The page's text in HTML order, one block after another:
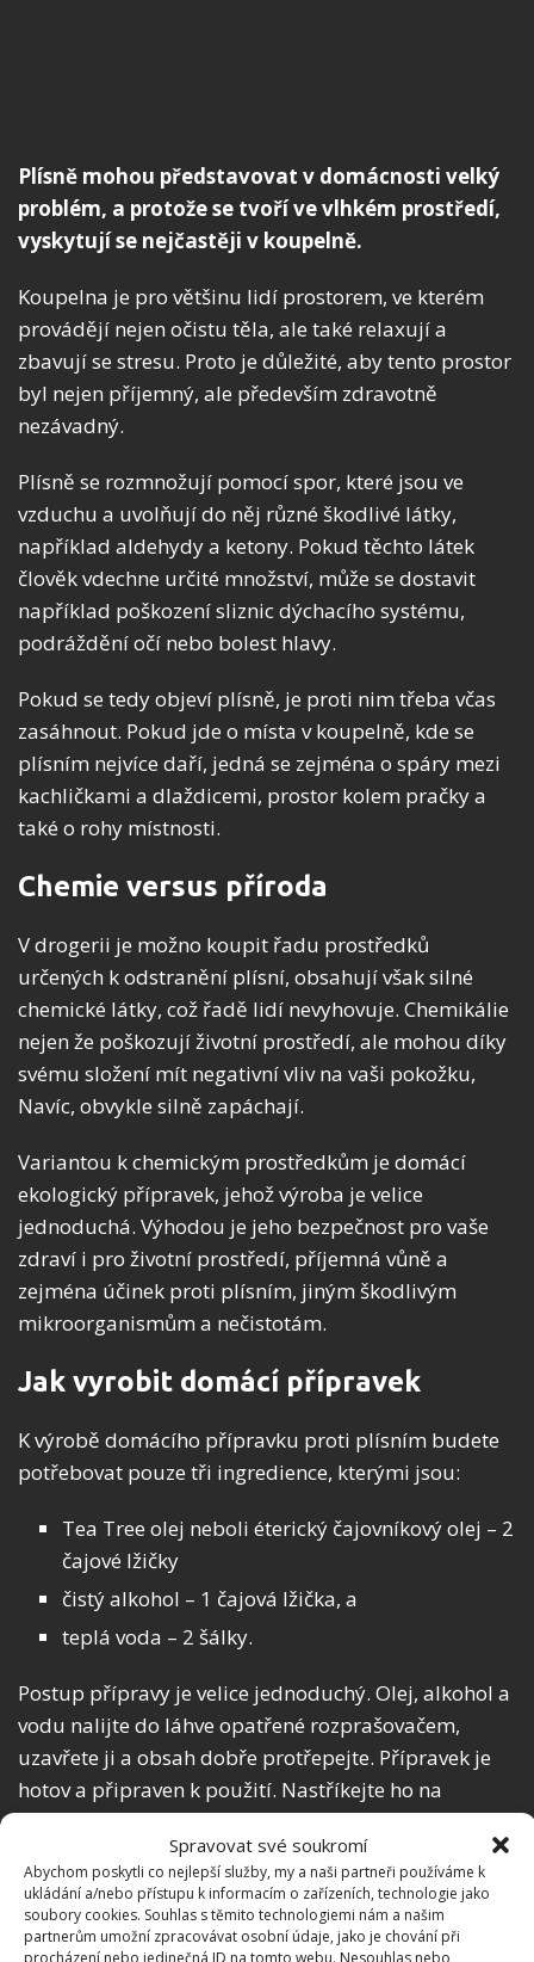
Spravovat své soukromí
Abychom poskytli co nejlepší služby, my a naši partneři používáme k
ukládání a/nebo přístupu k informacím o zařízeních, technologie jako
soubory cookies. Souhlas s těmito technologiemi nám a našim
partnerům umožní zpracovávat osobní údaje, jako je chování při
procházení nebo jedinečná ID na tomto webu. Nesouhlas nebo
Plísně mohou představovat v domácnosti velký
problém, a protože se tvoří ve vlhkém prostředí,
vyskytují se nejčastěji v koupelně.
Koupelna je pro většinu lidí prostorem, ve kterém
provádějí nejen očistu těla, ale také relaxují a
zbavují se stresu. Proto je důležité, aby tento prostor
byl nejen příjemný, ale především zdravotně
nezávadný.
Plísně se rozmnožují pomocí spor, které jsou ve
vzduchu a uvolňují do něj různé škodlivé látky,
například aldehydy a ketony. Pokud těchto látek
člověk vdechne určité množství, může se dostavit
například poškození sliznic dýchacího systému,
podráždění očí nebo bolest hlavy.
Pokud se tedy objeví plísně, je proti nim třeba včas
zasáhnout. Pokud jde o místa v koupelně, kde se
plísním nejvíce daří, jedná se zejména o spáry mezi
kachličkami a dlaždicemi, prostor kolem pračky a
také o rohy místnosti.
Chemie versus příroda
V drogerii je možno koupit řadu prostředků
určených k odstranění plísní, obsahují však silné
chemické látky, což řadě lidí nevyhovuje. Chemikálie
nejen že poškozují životní prostředí, ale mohou díky
svému složení mít negativní vliv na vaši pokožku,
Navíc, obvykle silně zapáchají.
Variantou k chemickým prostředkům je domácí
ekologický přípravek, jehož výroba je velice
jednoduchá. Výhodou je jeho bezpečnost pro vaše
zdraví i pro životní prostředí, příjemná vůně a
zejména účinek proti plísním, jiným škodlivým
mikroorganismům a nečistotám.
Jak vyrobit domácí přípravek
K výrobě domácího přípravku proti plísním budete
potřebovat pouze tři ingredience, kterými jsou:
Tea Tree olej neboli éterický čajovníkový olej – 2
čajové lžičky
čistý alkohol – 1 čajová lžička, a
teplá voda – 2 šálky.
Postup přípravy je velice jednoduchý. Olej, alkohol a
vodu nalijte do láhve opatřené rozprašovačem,
uzavřete ji a obsah dobře protřepejte. Přípravek je
hotov a připraven k použití. Nastříkejte ho na
všechna potřebná místa a nechejte jej působit po
dobu alespoň 10 minut. Poté ošetřená místa ještě
očistěte čistou vedou.
Klíčem úspěchu je kombinace účinků všech